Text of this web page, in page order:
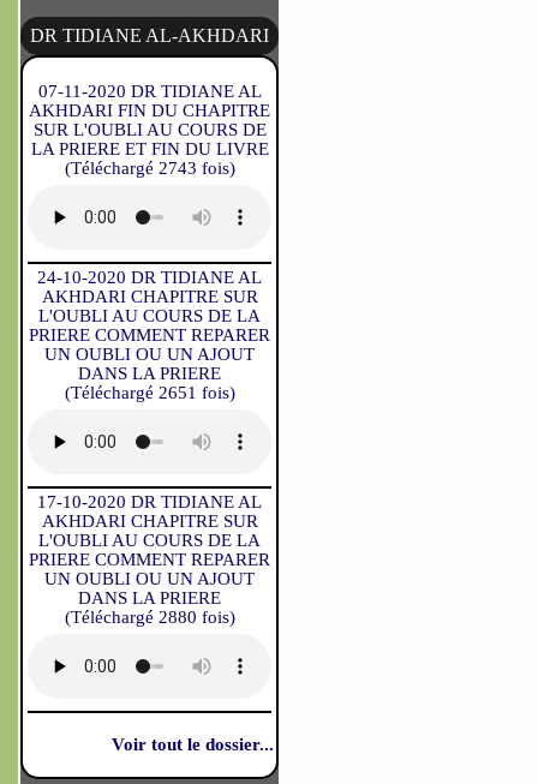
DR TIDIANE AL-AKHDARI
07-11-2020 DR TIDIANE AL
AKHDARI FIN DU CHAPITRE
SUR L'OUBLI AU COURS DE
LA PRIERE ET FIN DU LIVRE
(Téléchargé 2743 fois)
24-10-2020 DR TIDIANE AL
AKHDARI CHAPITRE SUR
L'OUBLI AU COURS DE LA
PRIERE COMMENT REPARER
UN OUBLI OU UN AJOUT
DANS LA PRIERE
(Téléchargé 2651 fois)
17-10-2020 DR TIDIANE AL
AKHDARI CHAPITRE SUR
L'OUBLI AU COURS DE LA
PRIERE COMMENT REPARER
UN OUBLI OU UN AJOUT
DANS LA PRIERE
(Téléchargé 2880 fois)
Voir tout le dossier...